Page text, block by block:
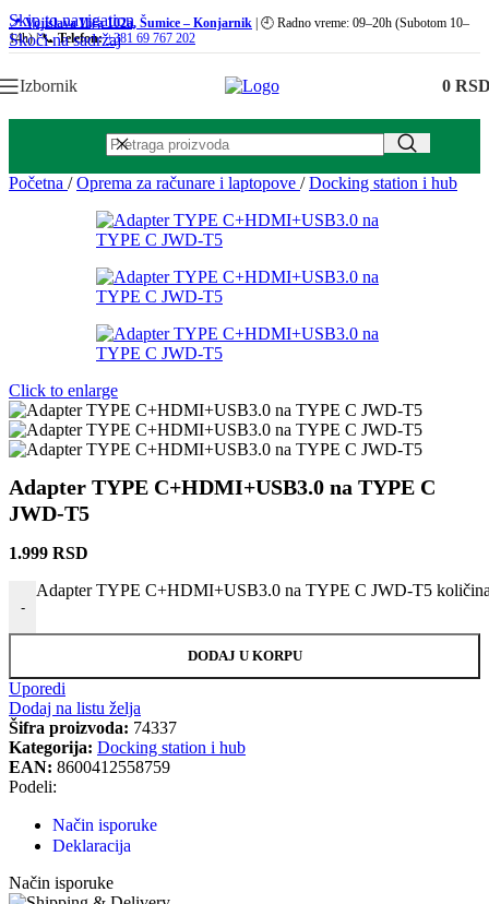
Skip to navigation
Skoči na sadržaj
📍Vojislava Ilića 102a, Šumice – Konjarnik | 🕘 Radno vreme: 09–20h (Subotom 10–
14h) | 📞Telefon:+381 69 767 202
Izbornik 0
Početna / Oprema za računare i laptopove / Docking station i hub
Click to enlarge
Adapter TYPE C+HDMI+USB3.0 na TYPE C
JWD-T5
1.999 RSD
-
Adapter TYPE C+HDMI+USB3.0 na TYPE C JWD-T5
DODAJ U KORPU
Uporedi
Dodaj na listu želja
Šifra proizvoda: 74337
Kategorija: Docking station i hub
EAN: 8600412558759
Podeli:
Način isporuke
Deklaracija
Način isporuke